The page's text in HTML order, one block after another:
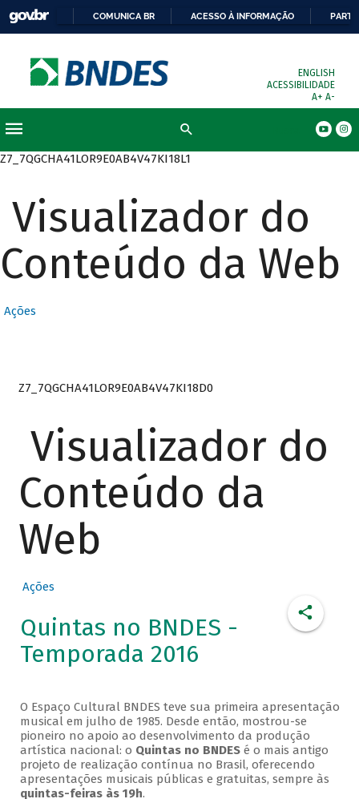
COMUNICA BR ACESSO À INFORMAÇÃO
ENGLISH
ACESSIBILIDADE
A+ A-
Z7_7QGCHA41LOR9E0AB4V47KI18L1
Visualizador do
Conteúdo da Web
Ações
Z7_7QGCHA41LOR9E0AB4V47KI18D0
Visualizador do
Conteúdo da
Web
Ações
Quintas no BNDES -
Temporada 2016
O Espaço Cultural BNDES teve sua primeira apresentação
musical em julho de 1985. Desde então, mostrou-se
pioneiro no apoio ao desenvolvimento da produção
artística nacional: o Quintas no BNDESé o mais antigo
projeto de realização contínua no Brasil, oferecendo
apresentações musicais públicas e gratuitas, sempre às
quintas-feiras às 19h.